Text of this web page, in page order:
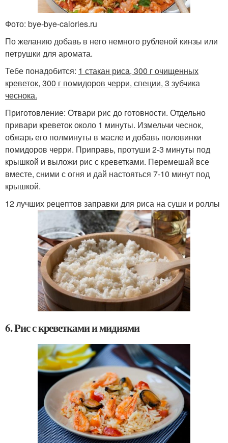
Фото: bye-bye-calories.ru
По желанию добавь в него немного рубленой кинзы или
петрушки для аромата.
Тебе понадобится: 1 стакан риса, 300 г очищенных
креветок, 300 г помидоров черри, специи, 3 зубчика
чеснока.
Приготовление: Отвари рис до готовности. Отдельно
привари креветок около 1 минуты. Измельчи чеснок,
обжарь его полминуты в масле и добавь половинки
помидоров черри. Приправь, протуши 2-3 минуты под
крышкой и выложи рис с креветками. Перемешай все
вместе, сними с огня и дай настояться 7-10 минут под
крышкой.
12 лучших рецептов заправки для риса на суши и роллы
6. Рис с креветками и мидиями